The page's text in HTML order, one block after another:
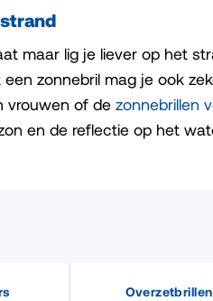
maar lig je liever op het
zonnebril mag je ook
vrouwen of de zonnebrillen
en de reflectie op het
Overzetbrillen